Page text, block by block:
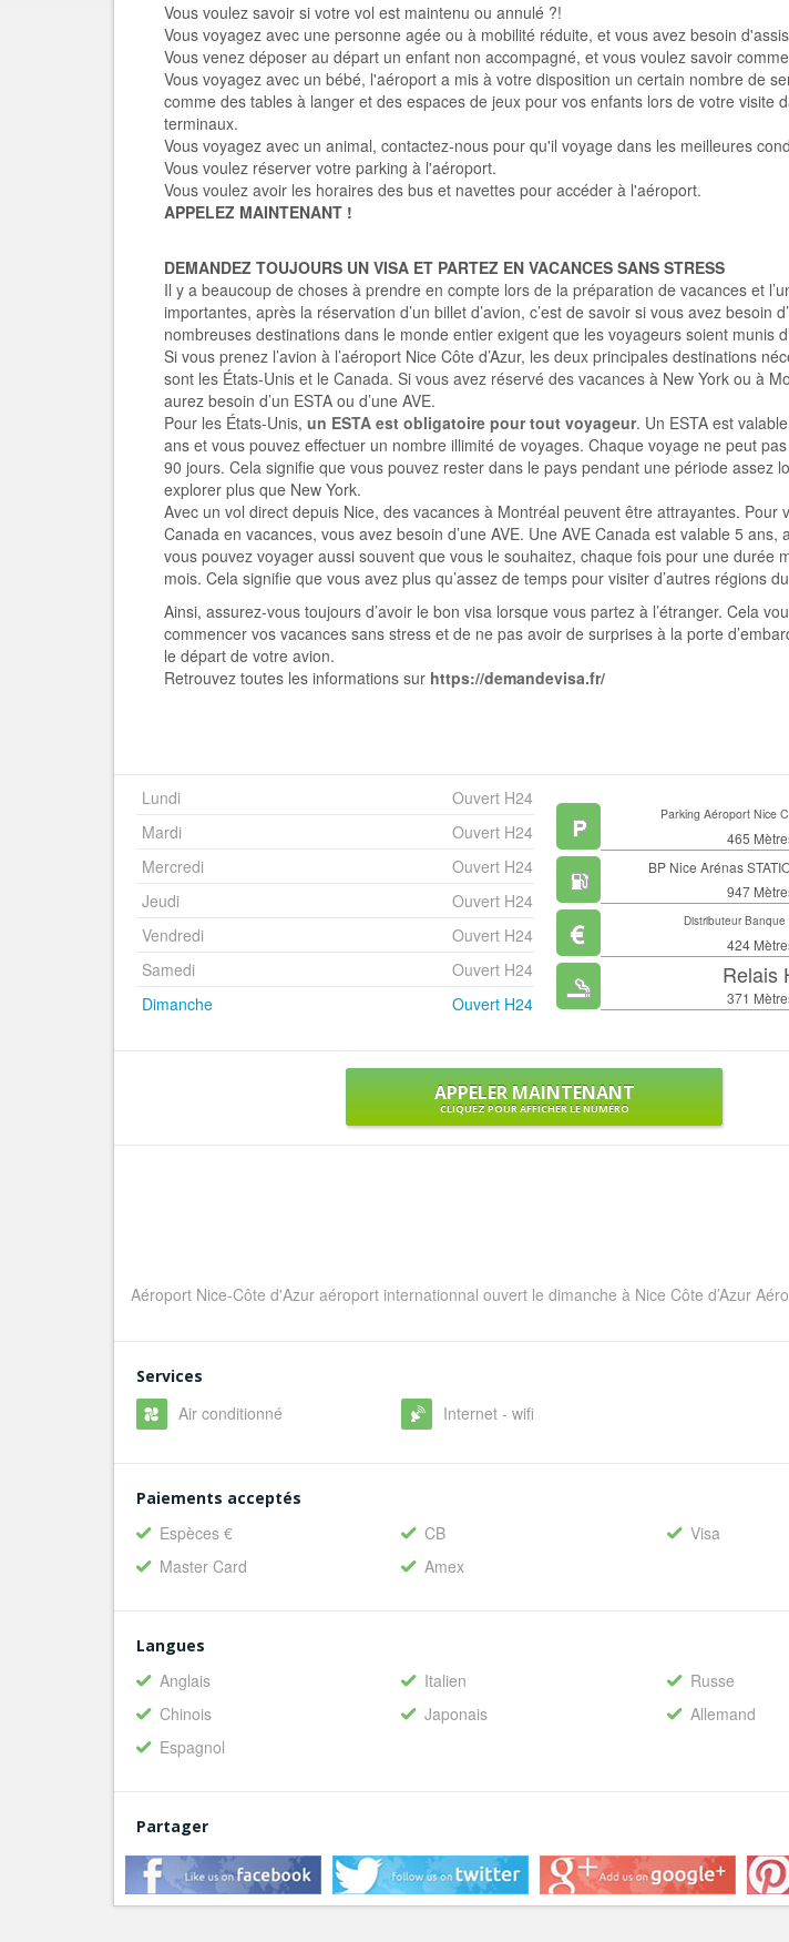
Vous voulez savoir si votre vol est maintenu ou annulé ?!
Vous voyagez avec une personne agée ou à mobilité réduite, et vous avez besoin
Vous venez déposer au départ un enfant non accompagné, et vous voulez savoir
Vous voyagez avec un bébé, l'aéroport a mis à votre disposition un certain nombre de
comme des tables à langer et des espaces de jeux pour vos enfants lors de votre visite
terminaux.
Vous voyagez avec un animal, contactez-nous pour qu'il voyage dans les meilleures
Vous voulez réserver votre parking à l'aéroport.
Vous voulez avoir les horaires des bus et navettes pour accéder à l'aéroport.
APPELEZ MAINTENANT !
DEMANDEZ TOUJOURS UN VISA ET PARTEZ EN VACANCES SANS STRESS
Il y a beaucoup de choses à prendre en compte lors de la préparation de vacances et
importantes, après la réservation d’un billet d’avion, c’est de savoir si vous avez besoin
nombreuses destinations dans le monde entier exigent que les voyageurs soient munis
Si vous prenez l’avion à l’aéroport Nice Côte d’Azur, les deux principales destinations
sont les États-Unis et le Canada. Si vous avez réservé des vacances à New York ou à
aurez besoin d’un ESTA ou d’une AVE.
Pour les États-Unis, un ESTA est obligatoire pour tout voyageur. Un ESTA est
ans et vous pouvez effectuer un nombre illimité de voyages. Chaque voyage ne peut
90 jours. Cela signifie que vous pouvez rester dans le pays pendant une période assez
explorer plus que New York.
Avec un vol direct depuis Nice, des vacances à Montréal peuvent être attrayantes. Pour
Canada en vacances, vous avez besoin d’une AVE. Une AVE Canada est valable 5 ans,
vous pouvez voyager aussi souvent que vous le souhaitez, chaque fois pour une durée
mois. Cela signifie que vous avez plus qu’assez de temps pour visiter d’autres régions
Ainsi, assurez-vous toujours d’avoir le bon visa lorsque vous partez à l’étranger. Cela
commencer vos vacances sans stress et de ne pas avoir de surprises à la porte
le départ de votre avion.
Retrouvez toutes les informations sur https://demandevisa.fr/
Lundi
Ouvert H24
Mardi
Ouvert H24
Mercredi
Ouvert H24
Jeudi
Ouvert H24
Vendredi
Ouvert H24
Samedi
Ouvert H24
Dimanche
Ouvert H24
Parking Aéroport Nice
465
BP Nice Arénas
947
Distributeur Banque
424
Relais
371
APPELER MAINTENANT
CLIQUEZ POUR AFFICHER LE NUMÉRO
Aéroport Nice-Côte d'Azur aéroport internationnal ouvert le dimanche à Nice Côte d’Azur
Services
Air conditionné Internet - wifi
Paiements acceptés
Espèces € CB
Visa
Master Card
Amex
Langues
Anglais Italien
Russe
Chinois
Japonais
Allemand
Espagnol
Partager